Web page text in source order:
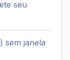
seu
sem janela